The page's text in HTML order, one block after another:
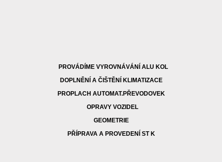
PROVÁDÍME VYROVNÁVÁNÍ ALU KOL
DOPLNĚNÍ A ČIŠTĚNÍ KLIMATIZACE
PROPLACH AUTOMAT.PŘEVODOVEK
OPRAVY VOZIDEL
GEOMETRIE
PŘÍPRAVA A PROVEDENÍ ST K